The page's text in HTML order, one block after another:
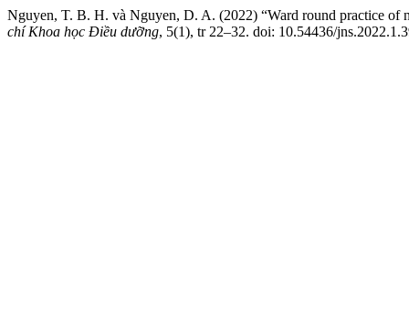
Nguyen, T. B. H. và Nguyen, D. A. (2022) “Ward round practice
chí Khoa học Điều dưỡng, 5(1), tr 22–32. doi: 10.54436/